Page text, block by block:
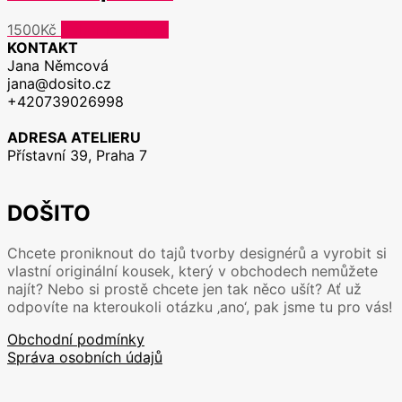
1500Kč
KONTAKT
Jana Němcová
jana@dosito.cz
+420739026998
ADRESA ATELIERU
Přístavní 39, Praha 7
DOŠITO
Chcete proniknout do tajů tvorby designérů a vyrobit si
vlastní originální kousek, který v obchodech nemůžete
najít? Nebo si prostě chcete jen tak něco ušít? Ať už
odpovíte na kteroukoli otázku ‚ano‘, pak jsme tu pro vás!
Obchodní podmínky
Správa osobních údajů